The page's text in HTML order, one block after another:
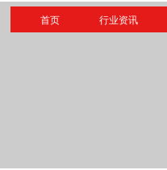
首页 行业资讯